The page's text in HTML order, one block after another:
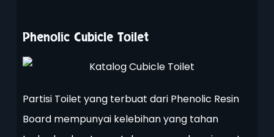
Phenolic Cubicle Toilet
Partisi Toilet yang terbuat dari Phenolic Resin
Board mempunyai kelebihan yang tahan